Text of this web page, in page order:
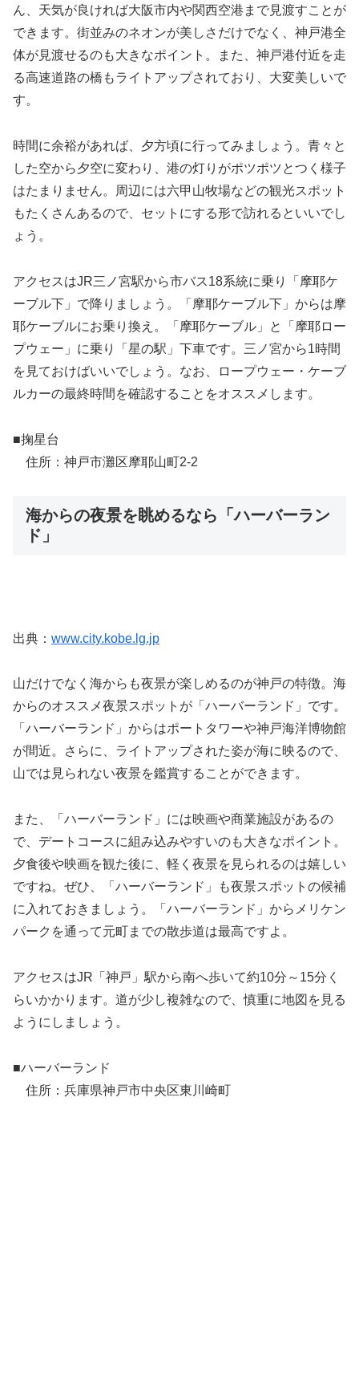
ん、天気が良ければ大阪市内や関西空港まで見渡すことが
できます。街並みのネオンが美しさだけでなく、神戸港全
体が見渡せるのも大きなポイント。また、神戸港付近を走
る高速道路の橋もライトアップされており、大変美しいで
す。
時間に余裕があれば、夕方頃に行ってみましょう。青々と
した空から夕空に変わり、港の灯りがポツポツとつく様子
はたまりません。周辺には六甲山牧場などの観光スポット
もたくさんあるので、セットにする形で訪れるといいでし
ょう。
アクセスはJR三ノ宮駅から市バス18系統に乗り「摩耶ケ
ーブル下」で降りましょう。「摩耶ケーブル下」からは摩
耶ケーブルにお乗り換え。「摩耶ケーブル」と「摩耶ロー
プウェー」に乗り「星の駅」下車です。三ノ宮から1時間
を見ておけばいいでしょう。なお、ロープウェー・ケーブ
ルカーの最終時間を確認することをオススメします。
■掬星台
住所：神戸市灘区摩耶山町2-2
海からの夜景を眺めるなら「ハーバーラン
ド」
出典： www.city.kobe.lg.jp
山だけでなく海からも夜景が楽しめるのが神戸の特徴。海
からのオススメ夜景スポットが「ハーバーランド」です。
「ハーバーランド」からはポートタワーや神戸海洋博物館
が間近。さらに、ライトアップされた姿が海に映るので、
山では見られない夜景を鑑賞することができます。
また、「ハーバーランド」には映画や商業施設があるの
で、デートコースに組み込みやすいのも大きなポイント。
夕食後や映画を観た後に、軽く夜景を見られるのは嬉しい
ですね。ぜひ、「ハーバーランド」も夜景スポットの候補
に入れておきましょう。「ハーバーランド」からメリケン
パークを通って元町までの散歩道は最高ですよ。
アクセスはJR「神戸」駅から南へ歩いて約10分～15分く
らいかかります。道が少し複雑なので、慎重に地図を見る
ようにしましょう。
■ハーバーランド
住所：兵庫県神戸市中央区東川崎町